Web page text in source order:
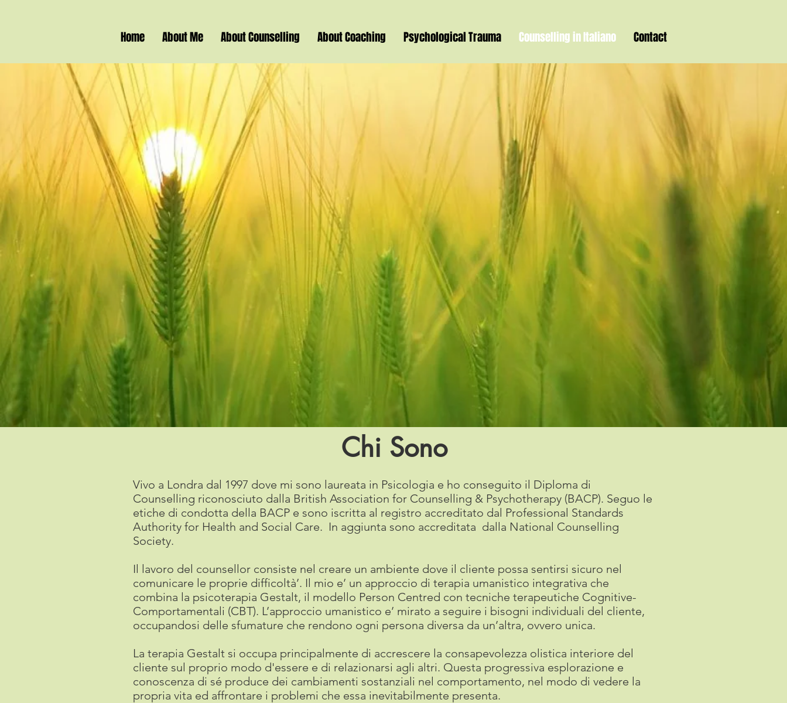
Home About Me About Counselling About Coaching Psychological Trauma Counselling in Italiano Contact
Chi Sono
Vivo a Londra dal 1997 dove mi sono laureata in Psicologia e ho conseguito il Diploma di
Counselling riconosciuto dalla British Association for Counselling & Psychotherapy (BACP). Seguo le
etiche di condotta della BACP e sono iscritta al registro accreditato dal Professional Standards
Authority for Health and Social Care. In aggiunta sono accreditata dalla National Counselling
Society.
Il lavoro del counsellor consiste nel creare un ambiente dove il cliente possa sentirsi sicuro nel
comunicare le proprie difficoltà’. Il mio e’ un approccio di terapia umanistico integrativa che
combina la psicoterapia Gestalt, il modello Person Centred con tecniche terapeutiche Cognitive-
Comportamentali (CBT). L’approccio umanistico e’ mirato a seguire i bisogni individuali del cliente,
occupandosi delle sfumature che rendono ogni persona diversa da un’altra, ovvero unica.
La terapia Gestalt si occupa principalmente di accrescere la consapevolezza olistica interiore del
cliente sul proprio modo d'essere e di relazionarsi agli altri. Questa progressiva esplorazione e
conoscenza di sé produce dei cambiamenti sostanziali nel comportamento, nel modo di vedere la
propria vita ed affrontare i problemi che essa inevitabilmente presenta.